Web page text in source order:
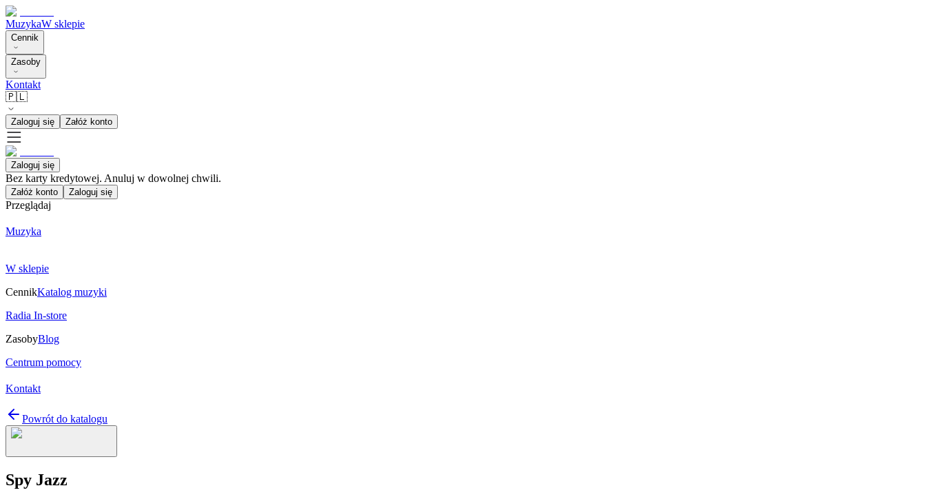
MuzykaW sklepie
Cennik
Zasoby
Kontakt
🇵🇱
Zaloguj się Załóż konto
Zaloguj się
Bez karty kredytowej. Anuluj w dowolnej chwili.
Załóż konto Zaloguj się
Przeglądaj
Muzyka
W sklepie
CennikKatalog muzyki
Radia In-store
ZasobyBlog
Centrum pomocy
Kontakt
Powrót do katalogu
Spy Jazz